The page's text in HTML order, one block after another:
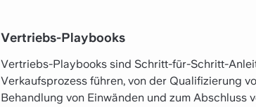
Vertriebs-Playbooks
Vertriebs-Playbooks sind Schritt-für-Schritt-
Verkaufsprozess führen, von der Qualifizierung
Behandlung von Einwänden und zum Abschluss